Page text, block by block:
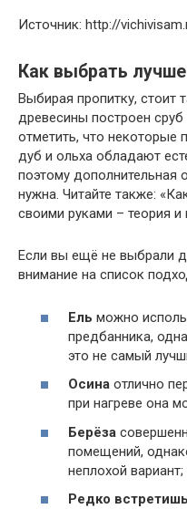
Источник: http://
Как выбрать
Выбирая пропитку, стоит
древесины построен
отметить, что некоторые
дуб и ольха обладают
поэтому дополнительная
нужна. Читайте также:
своими руками – теория и
Если вы ещё не выбрали
внимание на список
Ель можно
предбанника,
это не самый
Осина отлично
при нагреве она
Берёза
помещений,
неплохой вариант;
Редко